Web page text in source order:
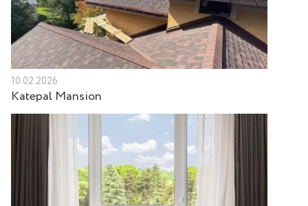
10.02.2026
Katepal Mansion